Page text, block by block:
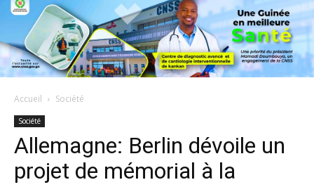
Accueil Société
Société
Allemagne: Berlin dévoile un
projet de mémorial à la